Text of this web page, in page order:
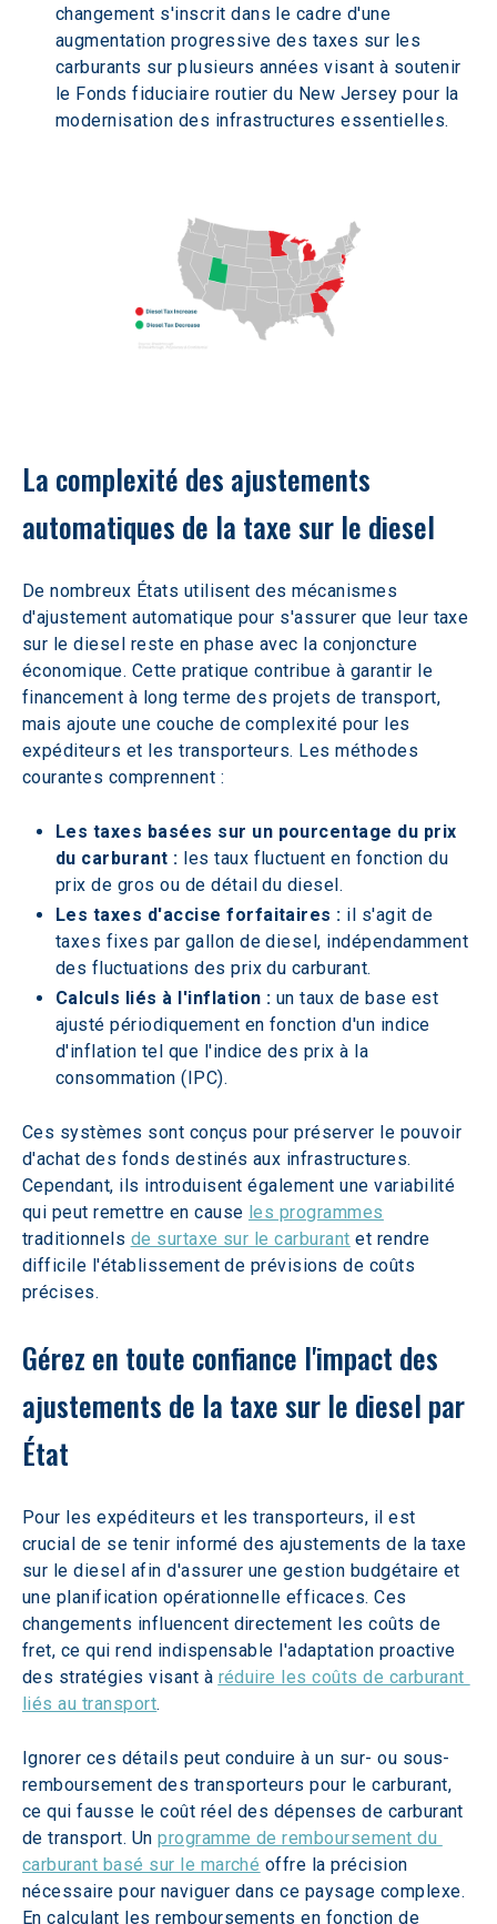
changement s'inscrit dans le cadre d'une
augmentation progressive des taxes sur les
carburants sur plusieurs années visant à soutenir
le Fonds fiduciaire routier du New Jersey pour la
modernisation des infrastructures essentielles.
La complexité des ajustements
automatiques de la taxe sur le diesel
De nombreux États utilisent des mécanismes
d'ajustement automatique pour s'assurer que leur taxe
sur le diesel reste en phase avec la conjoncture
économique. Cette pratique contribue à garantir le
financement à long terme des projets de transport,
mais ajoute une couche de complexité pour les
expéditeurs et les transporteurs. Les méthodes
courantes comprennent :
Les taxes basées sur un pourcentage du prix
du carburant : les taux fluctuent en fonction du
prix de gros ou de détail du diesel.
Les taxes d'accise forfaitaires : il s'agit de
taxes fixes par gallon de diesel, indépendamment
des fluctuations des prix du carburant.
Calculs liés à l'inflation : un taux de base est
ajusté périodiquement en fonction d'un indice
d'inflation tel que l'indice des prix à la
consommation (IPC).
Ces systèmes sont conçus pour préserver le pouvoir
d'achat des fonds destinés aux infrastructures.
Cependant, ils introduisent également une variabilité
qui peut remettre en cause les programmes
traditionnels de surtaxe sur le carburant et rendre
difficile l'établissement de prévisions de coûts
précises.
Gérez en toute confiance l'impact des
ajustements de la taxe sur le diesel par
État
Pour les expéditeurs et les transporteurs, il est
crucial de se tenir informé des ajustements de la taxe
sur le diesel afin d'assurer une gestion budgétaire et
une planification opérationnelle efficaces. Ces
changements influencent directement les coûts de
fret, ce qui rend indispensable l'adaptation proactive
des stratégies visant à réduire les coûts de carburant
liés au transport.
Ignorer ces détails peut conduire à un sur- ou sous-
remboursement des transporteurs pour le carburant,
ce qui fausse le coût réel des dépenses de carburant
de transport. Un programme de remboursement du
carburant basé sur le marché offre la précision
nécessaire pour naviguer dans ce paysage complexe.
En calculant les remboursements en fonction de